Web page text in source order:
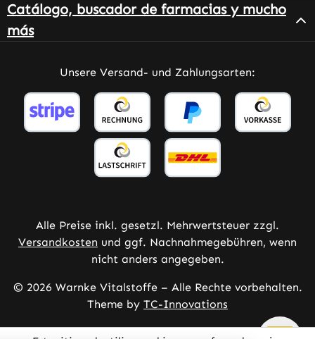
Catálogo, buscador de farmacias y mucho
más
Unsere Versand- und Zahlungsarten:
Alle Preise inkl. gesetzl. Mehrwertsteuer zzgl.
Versandkosten und ggf. Nachnahmegebühren, wenn
nicht anders angegeben.
© 2026 Warnke Vitalstoffe – Alle Rechte vorbehalten.
Theme by TC-Innovations